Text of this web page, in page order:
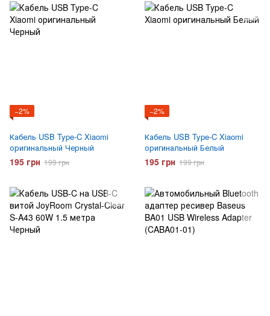
−2%
Кабель USB Type-C Xiaomi
оригинальный Черный
195 грн 199 грн
−2%
Кабель USB Type-C Xiaomi
оригинальный Белый
195 грн 199 грн